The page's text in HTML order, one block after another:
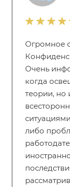
Огромное
Конфиденс
Очень
когда
теории, но
либо